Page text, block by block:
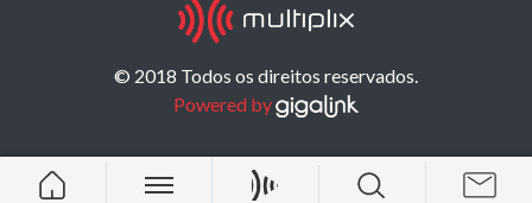
© 2018 Todos os direitos reservados.
Powered by